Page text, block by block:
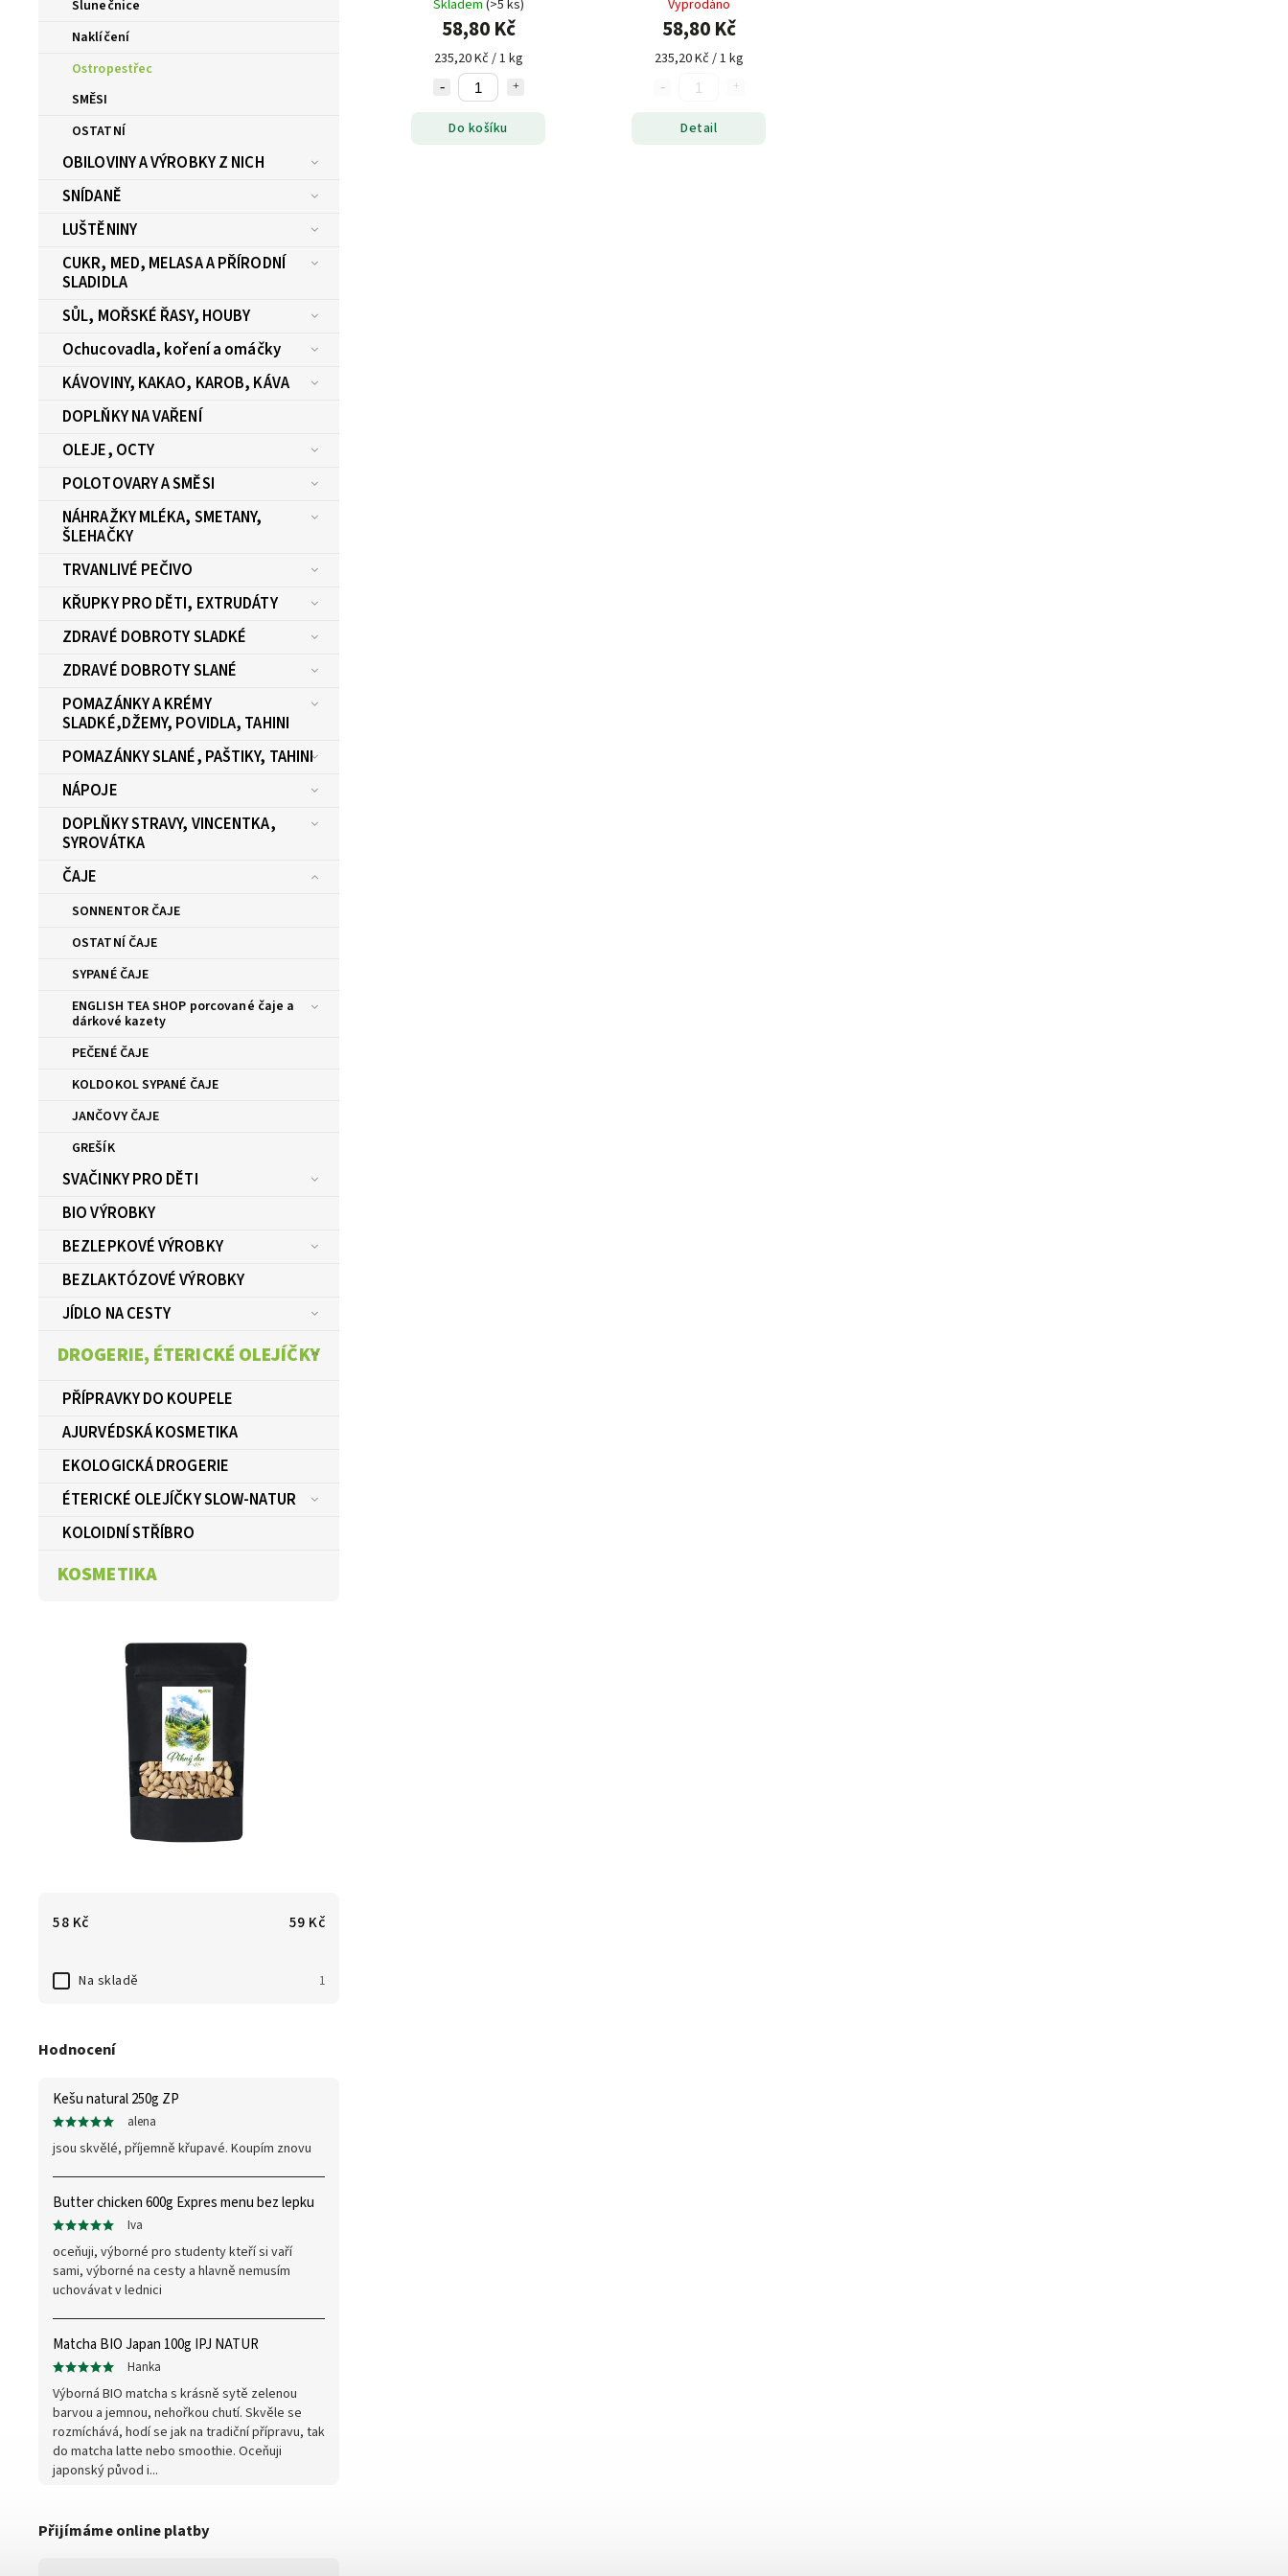
Slunečnice
Naklíčení
Ostropestřec
SMĚSI
OSTATNÍ
OBILOVINY A VÝROBKY Z NICH
SNÍDANĚ
LUŠTĚNINY
CUKR, MED, MELASA A PŘÍRODNÍ
SLADIDLA
SŮL, MOŘSKÉ ŘASY, HOUBY
Ochucovadla, koření a omáčky
KÁVOVINY, KAKAO, KAROB, KÁVA
DOPLŇKY NA VAŘENÍ
OLEJE, OCTY
POLOTOVARY A SMĚSI
NÁHRAŽKY MLÉKA, SMETANY,
ŠLEHAČKY
TRVANLIVÉ PEČIVO
KŘUPKY PRO DĚTI, EXTRUDÁTY
ZDRAVÉ DOBROTY SLADKÉ
ZDRAVÉ DOBROTY SLANÉ
POMAZÁNKY A KRÉMY
SLADKÉ,DŽEMY, POVIDLA, TAHINI
POMAZÁNKY SLANÉ, PAŠTIKY, TAHINI
NÁPOJE
DOPLŇKY STRAVY, VINCENTKA,
SYROVÁTKA
ČAJE
SONNENTOR ČAJE
OSTATNÍ ČAJE
SYPANÉ ČAJE
ENGLISH TEA SHOP porcované čaje a
dárkové kazety
PEČENÉ ČAJE
KOLDOKOL SYPANÉ ČAJE
JANČOVY ČAJE
GREŠÍK
SVAČINKY PRO DĚTI
BIO VÝROBKY
BEZLEPKOVÉ VÝROBKY
BEZLAKTÓZOVÉ VÝROBKY
JÍDLO NA CESTY
DROGERIE, ÉTERICKÉ OLEJÍČKY
PŘÍPRAVKY DO KOUPELE
AJURVÉDSKÁ KOSMETIKA
EKOLOGICKÁ DROGERIE
ÉTERICKÉ OLEJÍČKY SLOW-NATUR
KOLOIDNÍ STŘÍBRO
KOSMETIKA
58 Kč 59 Kč
Na skladě 1
Hodnocení
Kešu natural 250g ZP
alena
jsou skvělé, příjemně křupavé. Koupím znovu
Butter chicken 600g Expres menu bez lepku
Iva
oceňuji, výborné pro studenty kteří si vaří
sami, výborné na cesty a hlavně nemusím
uchovávat v lednici
Matcha BIO Japan 100g IPJ NATUR
Hanka
Výborná BIO matcha s krásně sytě zelenou
barvou a jemnou, nehořkou chutí. Skvěle se
rozmíchává, hodí se jak na tradiční přípravu, tak
do matcha latte nebo smoothie. Oceňuji
japonský původ i...
Přijímáme online platby
Skladem (>5 ks)
58,80 Kč
235,20 Kč / 1 kg
Do košíku
Vyprodáno
58,80 Kč
235,20 Kč / 1 kg
Detail